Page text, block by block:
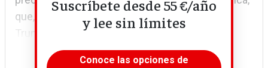
que, con toda seguridad, el regreso de Donald
Trump a la presidencia de EE UU...
Suscríbete desde 55 €/año
y lee sin límites
Conoce las opciones de